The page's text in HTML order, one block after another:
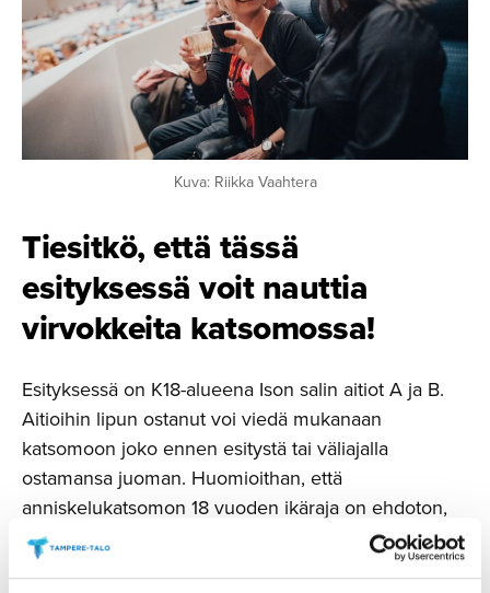
Kuva: Riikka Vaahtera
Tiesitkö, että tässä
esityksessä voit nauttia
virvokkeita katsomossa!
Esityksessä on K18-alueena Ison salin aitiot A ja B.
Aitioihin lipun ostanut voi viedä mukanaan
katsomoon joko ennen esitystä tai väliajalla
ostamansa juoman. Huomioithan, että
anniskelukatsomon 18 vuoden ikäraja on ehdoton,
joten alaikäiset eivät pääse katsomoon.